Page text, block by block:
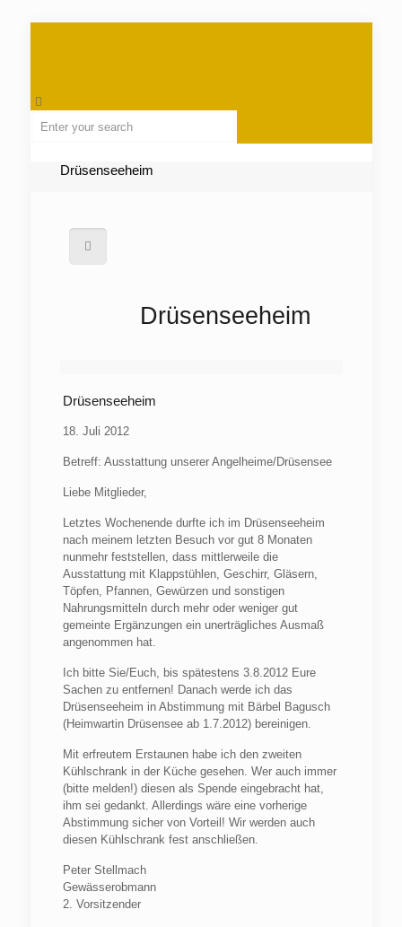
Drüsenseeheim
Drüsenseeheim
Drüsenseeheim
18. Juli 2012
Betreff: Ausstattung unserer Angelheime/Drüsensee
Liebe Mitglieder,
Letztes Wochenende durfte ich im Drüsenseeheim
nach meinem letzten Besuch vor gut 8 Monaten
nunmehr feststellen, dass mittlerweile die
Ausstattung mit Klappstühlen, Geschirr, Gläsern,
Töpfen, Pfannen, Gewürzen und sonstigen
Nahrungsmitteln durch mehr oder weniger gut
gemeinte Ergänzungen ein unerträgliches Ausmaß
angenommen hat.
Ich bitte Sie/Euch, bis spätestens 3.8.2012 Eure
Sachen zu entfernen! Danach werde ich das
Drüsenseeheim in Abstimmung mit Bärbel Bagusch
(Heimwartin Drüsensee ab 1.7.2012) bereinigen.
Mit erfreutem Erstaunen habe ich den zweiten
Kühlschrank in der Küche gesehen. Wer auch immer
(bitte melden!) diesen als Spende eingebracht hat,
ihm sei gedankt. Allerdings wäre eine vorherige
Abstimmung sicher von Vorteil! Wir werden auch
diesen Kühlschrank fest anschließen.
Peter Stellmach
Gewässerobmann
2. Vorsitzender